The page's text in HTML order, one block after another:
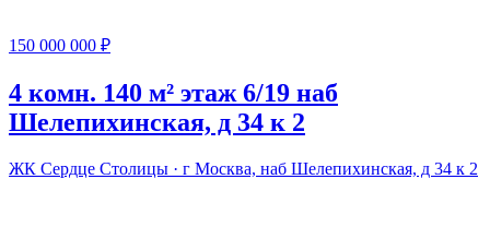
150 000 000 ₽
4 комн. 140 м² этаж 6/19 наб
Шелепихинская, д 34 к 2
ЖК Сердце Столицы · г Москва, наб Шелепихинская, д 34 к 2